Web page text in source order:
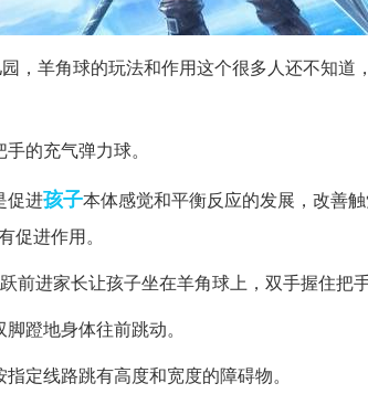
，羊角球的玩法和作用这个很多人还不知
的充气弹力球。
促进孩子本体感觉和平衡反应的发展，改善
促进作用。
前进家长让孩子坐在羊角球上，双手握住把
蹬地身体往前跳动。
定线路跳有高度和宽度的障碍物。